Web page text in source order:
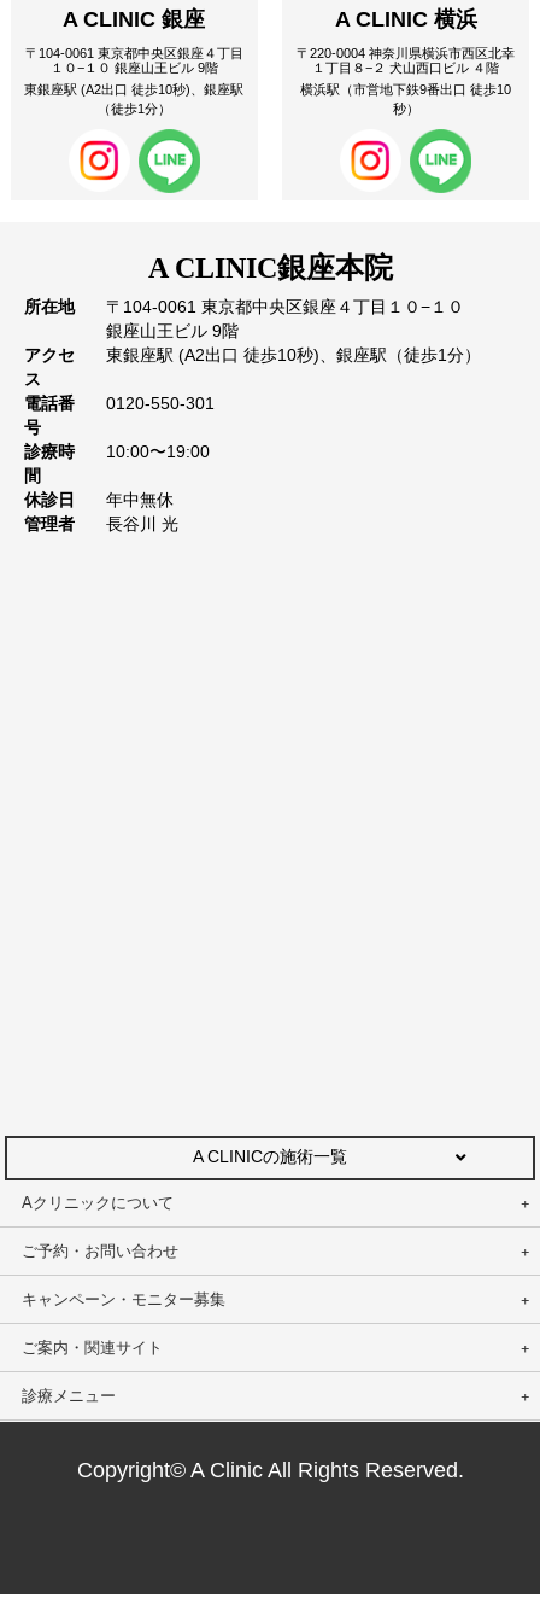
A CLINIC 銀座
〒104-0061 東京都中央区銀座４丁目
１０−１０ 銀座山王ビル 9階
東銀座駅 (A2出口 徒歩10秒)、銀座駅
（徒歩1分）
A CLINIC 横浜
〒220-0004 神奈川県横浜市西区北幸
１丁目８−２ 犬山西口ビル ４階
横浜駅（市営地下鉄9番出口 徒歩10
秒）
A CLINIC銀座本院
所在地
〒104-0061 東京都中央区銀座４丁目１０−１０
銀座山王ビル 9階
アクセ
ス
東銀座駅 (A2出口 徒歩10秒)、銀座駅（徒歩1分）
電話番
号
0120-550-301
診療時
間
10:00〜19:00
休診日
年中無休
管理者
長谷川 光
A CLINICの施術一覧
Aクリニックについて
ご予約・お問い合わせ
キャンペーン・モニター募集
ご案内・関連サイト
診療メニュー
Copyright© A Clinic All Rights Reserved.